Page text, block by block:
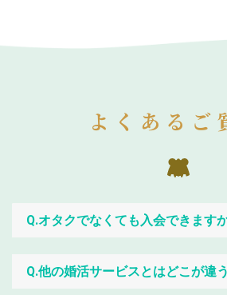
よくあるご
Q.オタクでなくても入会できます
Q.他の婚活サービスとはどこが違